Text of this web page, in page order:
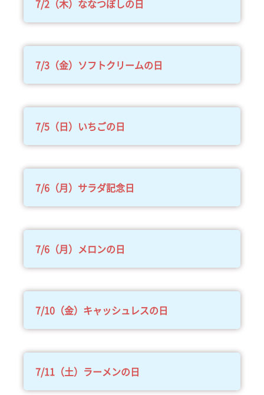
7/2（木）ななつぼしの日
7/3（金）ソフトクリームの日
7/5（日）いちごの日
7/6（月）サラダ記念日
7/6（月）メロンの日
7/10（金）キャッシュレスの日
7/11（土）ラーメンの日